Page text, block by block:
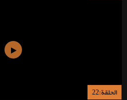
الحلقة:22